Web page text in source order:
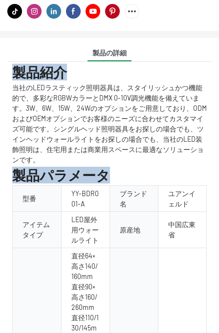
製品の詳細
製品紹介
当社のLEDラスティック照明器具は、スタイリッシュかつ機能
的で、多彩なRGBWカラーとDMX 0-10V調光機能を備えていま
す。3W、6W、15W、24Wのオプションをご用意しており、ODM
およびOEMオプションでお客様のニーズに合わせてカスタマイ
ズ可能です。シングルヘッド照明器具をお探しの場合でも、ツ
インヘッドウォールライトをお探しの場合でも、当社のLED装
飾照明は、住宅用または商業用スペースに最適なソリューショ
ンです。
製品パラメータ
型番
YY-BDR0
01-A
ブランド
名
ユアンイ
ェルド
アイテム
タイプ
LED屋外
用ウォー
ルライト
原産地
中国広東
省
直径64×
高さ140/
160mm
直径90×
高さ160/
260mm
直径110/1
30/145m